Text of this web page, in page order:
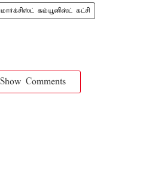
மார்க்சிஸ்ட் கம்யூனிஸ்ட் கட்சி
Show Comments